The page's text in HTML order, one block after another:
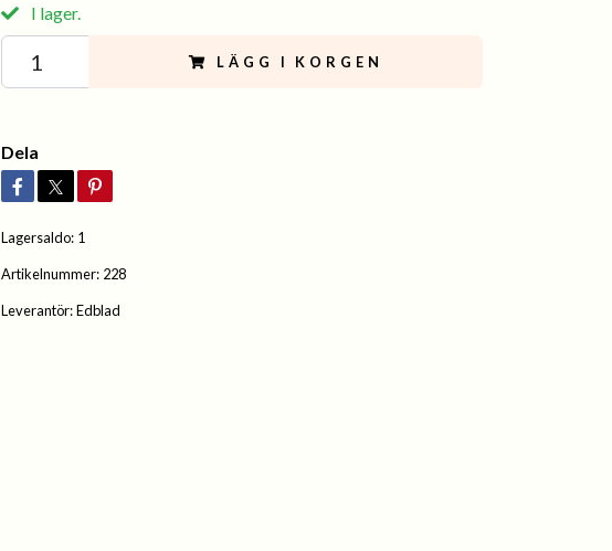
I lager.
LÄGG I KORGEN
Dela
Lagersaldo: 1
Artikelnummer: 228
Leverantör:Edblad